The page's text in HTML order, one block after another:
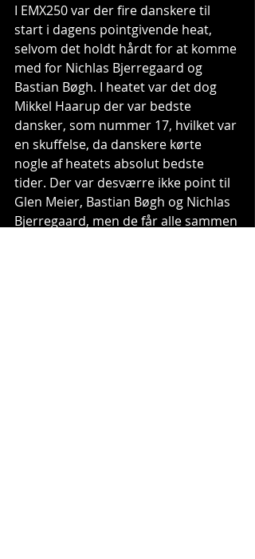
I EMX250 var der fire danskere til
start i dagens pointgivende heat,
selvom det holdt hårdt for at komme
med for Nichlas Bjerregaard og
Bastian Bøgh. I heatet var det dog
Mikkel Haarup der var bedste
dansker, som nummer 17, hvilket var
en skuffelse, da danskere kørte
nogle af heatets absolut bedste
tider. Der var desværre ikke point til
Glen Meier, Bastian Bøgh og Nichlas
Bjerregaard, men de får alle sammen